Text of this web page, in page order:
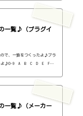
家さま）FINISHER DYNAMO（U
FINISHER FLUXX（UJAM）定
一覧♪（プラグイ
ので、一覧をつくったよ♪プラ
るよ♪0-9 A B C D E F G
Music・ディレイ・有料）2B RE
・有料）2B Shaped Filter（2
・有料）3-Band EQ（Kilohe
NATIVE INSTRUMENTS・ドラ
一覧♪（メーカー